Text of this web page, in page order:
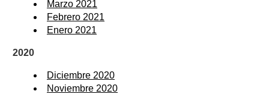
Marzo 2021
Febrero 2021
Enero 2021
2020
Diciembre 2020
Noviembre 2020